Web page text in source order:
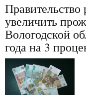
Правительство
увеличить
Вологодской
года на 3